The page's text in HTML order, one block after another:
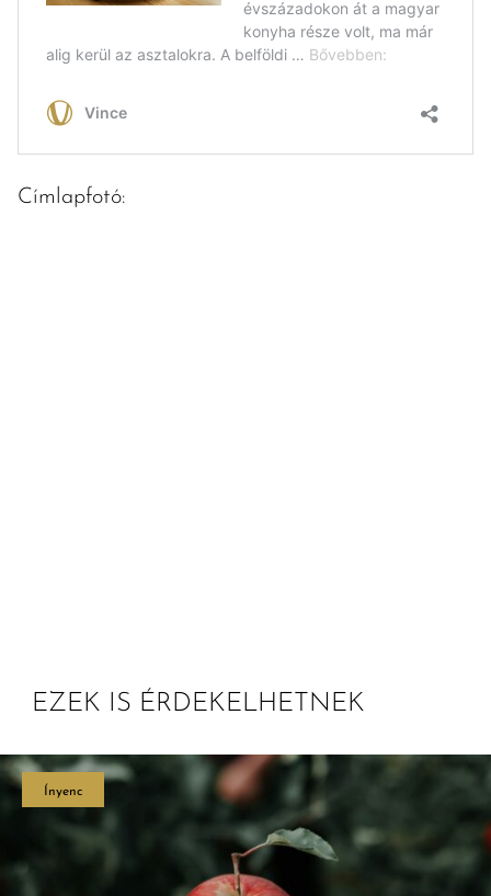
Címlapfotó:
EZEK IS ÉRDEKELHETNEK
Ínyenc